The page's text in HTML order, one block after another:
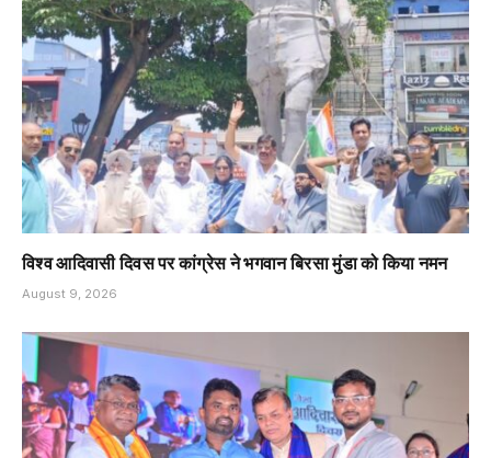
विश्व आदिवासी दिवस पर कांग्रेस ने भगवान बिरसा मुंडा को किया नमन
August 9, 2026